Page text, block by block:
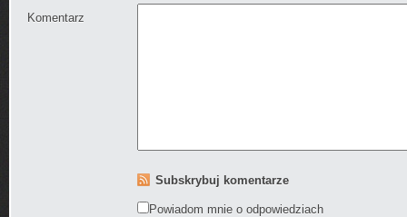
Komentarz
Subskrybuj komentarze
Powiadom mnie o odpowiedziach